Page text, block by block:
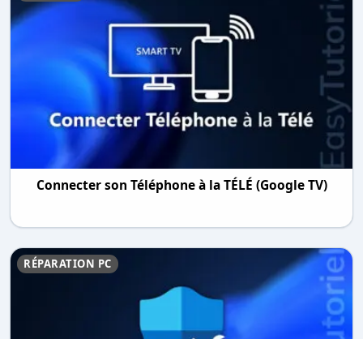
Connecter son Téléphone à la TÉLÉ (Google TV)
RÉPARATION PC